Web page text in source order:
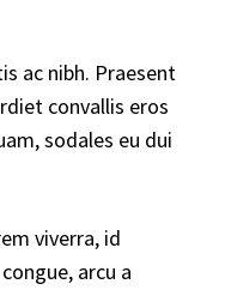
ac nibh. Praesent
convallis eros
sodales eu dui
viverra, id
arcu a